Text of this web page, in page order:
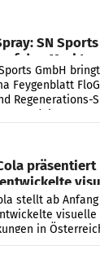
SN
den Markt
GmbH
Feygenblatt
Regenerations-
Produkt
präsentiert
stellt ab
in
des